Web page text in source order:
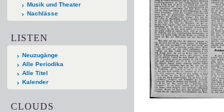
Musik und Theater
Nachlässe
LISTEN
Neuzugänge
Alle Periodika
Alle Titel
Kalender
CLOUDS